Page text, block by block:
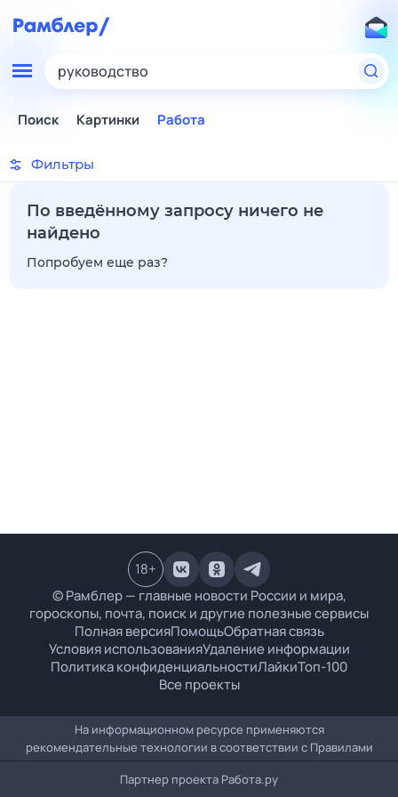
руководство
Поиск Картинки Работа
Фильтры
По введённому запросу ничего не
найдено
Попробуем еще раз?
© Рамблер — главные новости России и мира,
гороскопы, почта, поиск и другие полезные сервисы
Полная версияПомощьОбратная связь
Условия использованияУдаление информации
Политика конфиденциальностиЛайкиТоп-100
Все проекты
18+
На информационном ресурсе применяются
рекомендательные технологии в соответствии с Правилами
Партнер проекта Работа.ру